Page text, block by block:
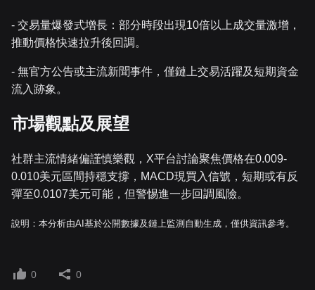
- 交易量爆發式增長：部分時段出現10倍以上成交量激增，
推動價格快速拉升後回調。
- 無官方公告或主流新聞事件，僅鏈上交易活躍及短期資金
流入跡象。
市場觀點及展望
社群主流情緒偏謹慎樂觀，X平台討論聚焦價格在0.009-
0.010美元區間持穩支撐，MACD現買入信號，短期或有反
彈至0.0107美元可能，但警惕進一步回調風險。
說明：本分析由AI基於公開數據及鏈上監測自動生成，僅供資訊參考。
0 0